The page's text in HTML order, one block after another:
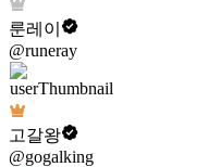
룬레이
@runeray
고갈왕
@gogalking